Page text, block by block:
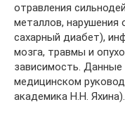
отравления
металлов, нарушения
сахарный диабет),
мозга, травмы и
зависимость. Данные
медицинском
академика Н.Н. Яхина).